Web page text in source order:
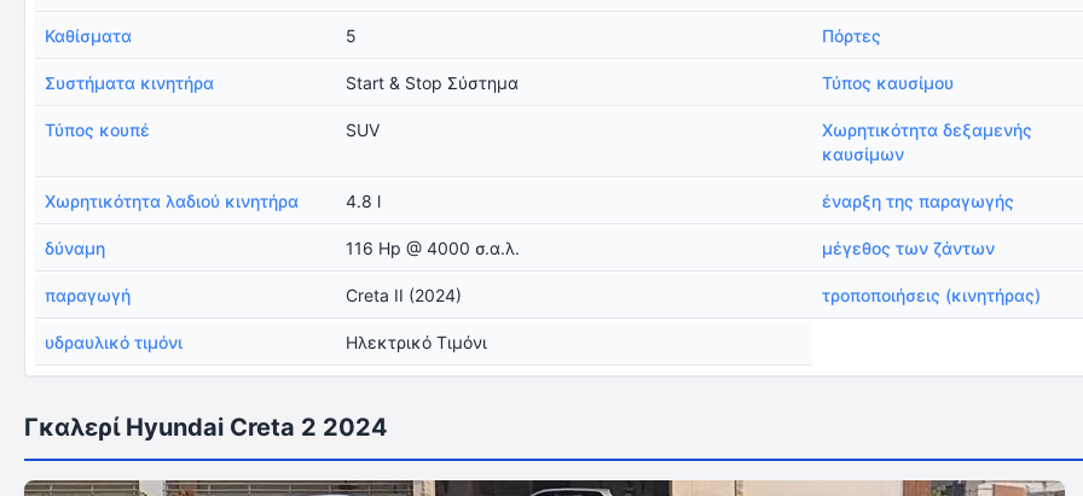
Καθίσματα 5 Πόρτες
Συστήματα κινητήρα Start & Stop Σύστημα Τύπος καυσίμου
Τύπος κουπέ SUV
Χωρητικότητα δεξαμενής
καυσίμων
Χωρητικότητα λαδιού κινητήρα 4.8 l έναρξη της παραγωγής
δύναμη 116 Hp @ 4000 σ.α.λ. μέγεθος των ζάντων
παραγωγή Creta II (2024) τροποποιήσεις (κινητήρας)
υδραυλικό τιμόνι Ηλεκτρικό Τιμόνι
Γκαλερί Hyundai Creta 2 2024